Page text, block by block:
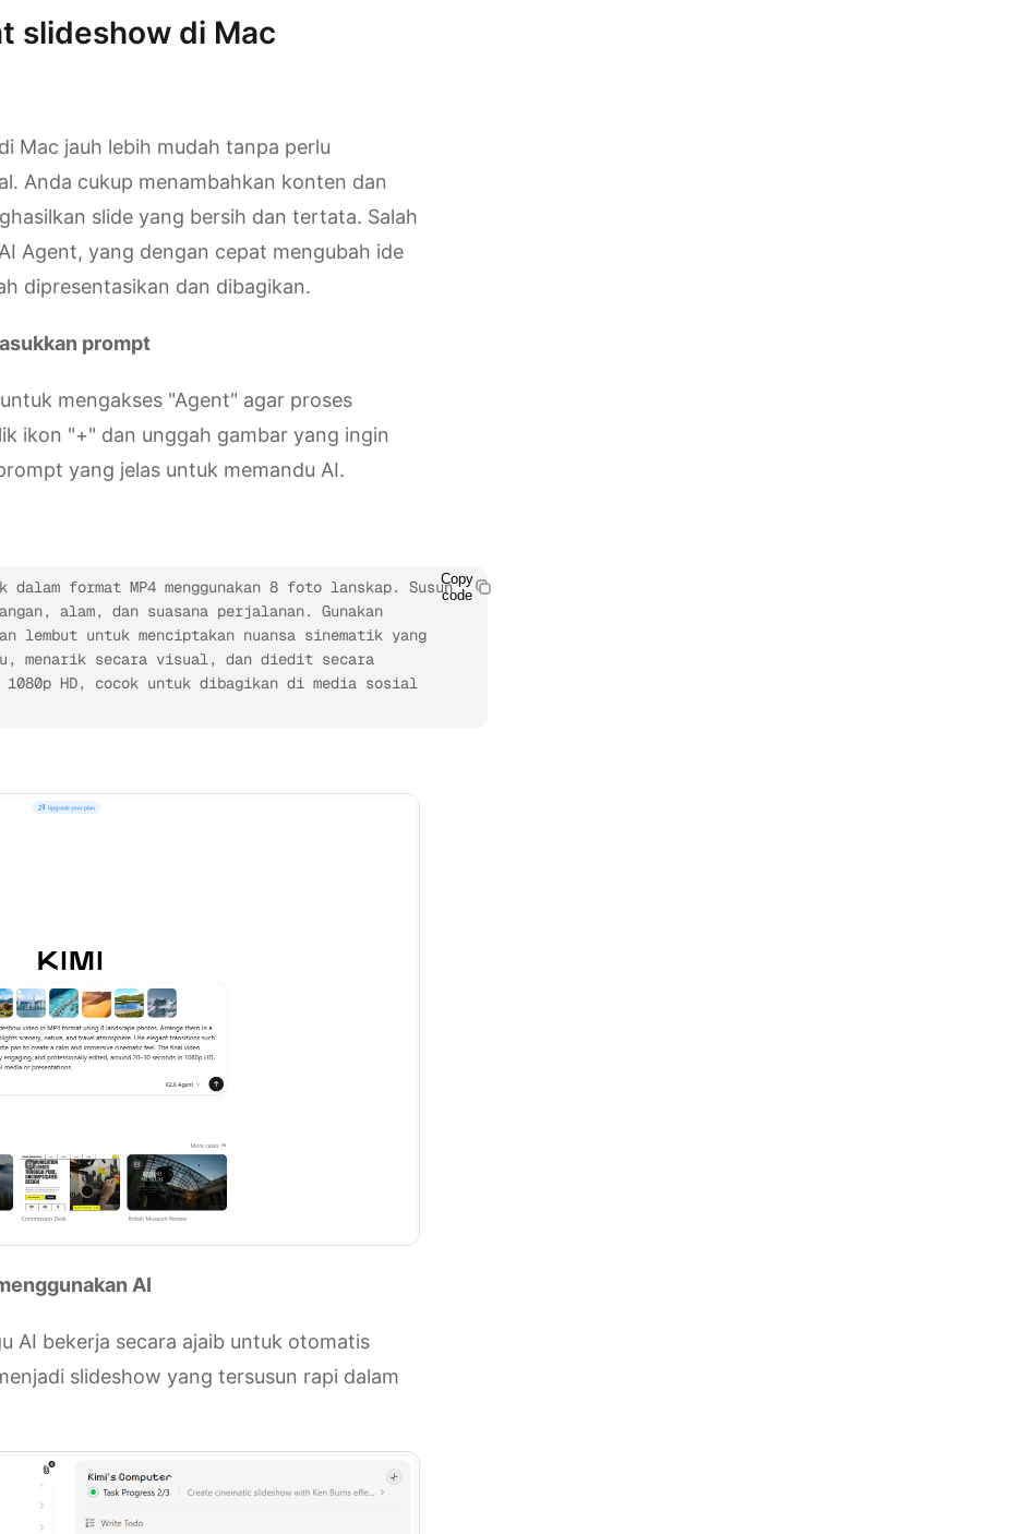
slideshow di Mac
Mac jauh lebih mudah tanpa perlu
Anda cukup menambahkan konten dan
slide yang bersih dan tertata. Salah
Agent, yang dengan cepat mengubah ide
dipresentasikan dan dibagikan.
prompt
mengakses "Agent" agar proses
ikon "+" dan unggah gambar yang ingin
yang jelas untuk memandu AI.
format MP4 menggunakan 8 foto lanskap. Susun
alam, dan suasana perjalanan. Gunakan
untuk menciptakan nuansa sinematik yang
menarik secara visual, dan diedit secara
HD, cocok untuk dibagikan di media sosial
Copy
code
AI
AI bekerja secara ajaib untuk otomatis
slideshow yang tersusun rapi dalam